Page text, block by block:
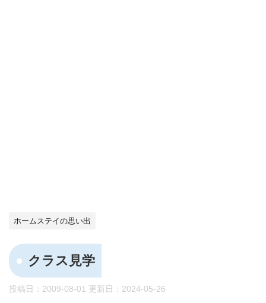
ホームステイの思い出
クラス見学
投稿日：2009-08-01 更新日： 2024-05-26